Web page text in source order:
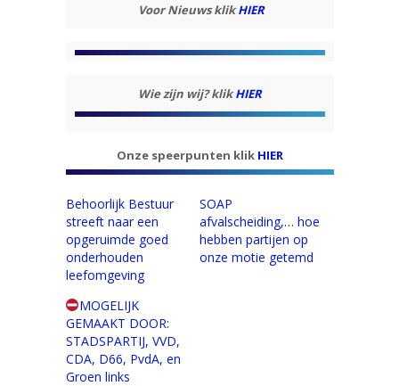
Voor Nieuws klikHIER
Wie zijn wij? klikHIER
Onze speerpunten klik HIER
Behoorlijk Bestuur
streeft naar een
opgeruimde goed
onderhouden
leefomgeving
SOAP
afvalscheiding,… hoe
hebben partijen op
onze motie getemd
MOGELIJK
GEMAAKT DOOR:
STADSPARTIJ, VVD,
CDA, D66, PvdA, en
Groen links